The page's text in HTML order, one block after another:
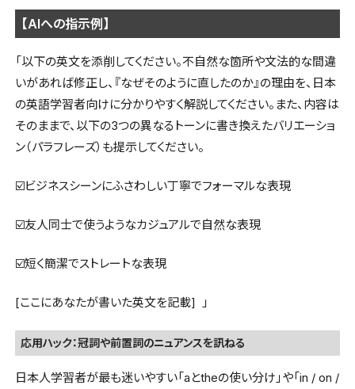
【AIへの指示例】
「以下の英文を添削してください。不自然な箇所や文法的な間違
いがあれば修正し、『なぜそのように直したのか』の理由を、日本
の英語学習者向けに分かりやすく解説してください。また、内容は
そのままで、以下の3つの異なるトーンに書き換えたバリエーショ
ン（パラフレーズ）も提示してください。
☑️ビジネスシーンにふさわしい丁寧でフォーマルな表現
☑️友人同士で使うようなカジュアルで自然な表現
☑️短く簡潔でストレートな表現
[ここにあなたが書いた英文を記載] 」
応用ハック：冠詞や前置詞のニュアンスを訊ねる
日本人学習者が最も迷いやすい「aとtheの使い分け」や「in / on /